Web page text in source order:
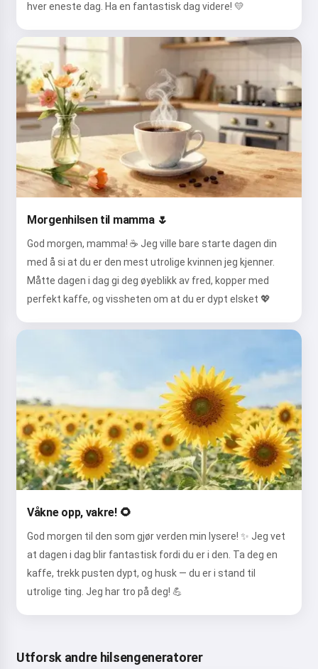
hver eneste dag. Ha en fantastisk dag videre! 💛
Morgenhilsen til mamma 🌷
God morgen, mamma! ☕ Jeg ville bare starte dagen din
med å si at du er den mest utrolige kvinnen jeg kjenner.
Måtte dagen i dag gi deg øyeblikk av fred, kopper med
perfekt kaffe, og vissheten om at du er dypt elsket 💖
Våkne opp, vakre! 🌻
God morgen til den som gjør verden min lysere! ✨ Jeg vet
at dagen i dag blir fantastisk fordi du er i den. Ta deg en
kaffe, trekk pusten dypt, og husk — du er i stand til
utrolige ting. Jeg har tro på deg! 💪
Utforsk andre hilsengeneratorer